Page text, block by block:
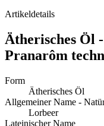
Artikeldetails
Ätherisches Öl
Pranarôm
Form
Ätherisches Öl
Allgemeiner Name -
Lorbeer
Lateinischer Name